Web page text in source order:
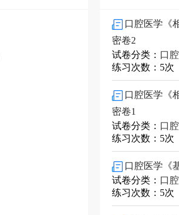
口腔医学《
密卷2
试卷分类： 口
练习次数：5次
口腔医学《
密卷1
试卷分类： 口
练习次数：5次
口腔医学《
试卷分类： 口
练习次数：5次